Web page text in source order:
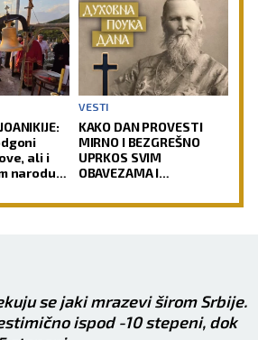
ali i
narodu
VESTI
KAKO DAN PROVESTI
MIRNO I BEZGREŠNO
UPRKOS SVIM
OBAVEZAMA I
Kronštatski kaže da je
se jaki mrazevi širom Srbije.
ispod -10 stepeni, dok